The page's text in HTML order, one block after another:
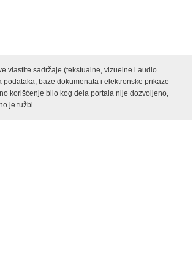
vlastite sadržaje (tekstualne, vizuelne i audio
baze dokumenata i elektronske prikaze
korišćenje bilo kog dela portala nije dozvoljeno,
je tužbi.